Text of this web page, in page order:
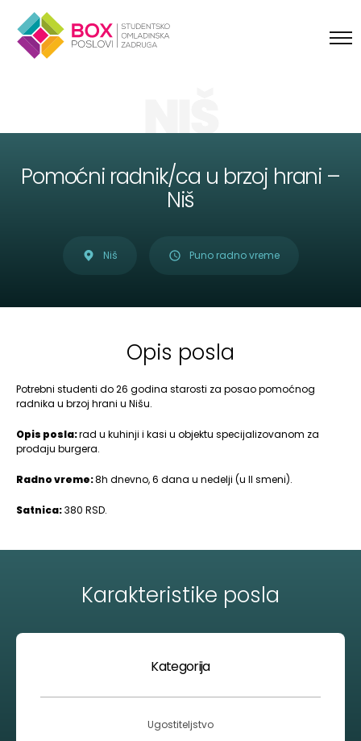
NIŠ
Pomoćni radnik/ca u brzoj hrani –
Niš
Niš Puno radno vreme
Opis posla
Potrebni studenti do 26 godina starosti za posao pomoćnog
radnika u brzoj hrani u Nišu.
Opis posla:rad u kuhinji i kasi u objektu specijalizovanom za
prodaju burgera.
Radno vreme:8h dnevno, 6 dana u nedelji (u II smeni).
Satnica:380 RSD.
Karakteristike posla
Kategorija
Ugostiteljstvo